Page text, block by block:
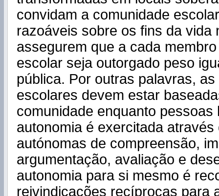
convidam a comunidade
razoáveis sobre os fins da vida
assegurem que a cada
escolar seja outorgado peso
pública. Por outras palavras,
escolares devem estar
comunidade enquanto pessoas
autonomia é exercitada
autónomas de compreensão,
argumentação, avaliação e
autonomia para si mesmo é
reivindicações recíprocas para